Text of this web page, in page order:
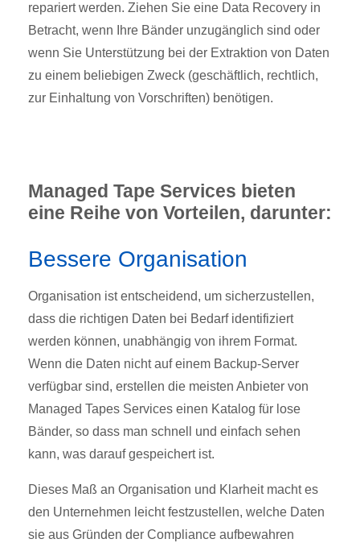
repariert werden. Ziehen Sie eine Data Recovery in
Betracht, wenn Ihre Bänder unzugänglich sind oder
wenn Sie Unterstützung bei der Extraktion von Daten
zu einem beliebigen Zweck (geschäftlich, rechtlich,
zur Einhaltung von Vorschriften) benötigen.
Managed Tape Services bieten
eine Reihe von Vorteilen, darunter:
Bessere Organisation
Organisation ist entscheidend, um sicherzustellen,
dass die richtigen Daten bei Bedarf identifiziert
werden können, unabhängig von ihrem Format.
Wenn die Daten nicht auf einem Backup-Server
verfügbar sind, erstellen die meisten Anbieter von
Managed Tapes Services einen Katalog für lose
Bänder, so dass man schnell und einfach sehen
kann, was darauf gespeichert ist.
Dieses Maß an Organisation und Klarheit macht es
den Unternehmen leicht festzustellen, welche Daten
sie aus Gründen der Compliance aufbewahren